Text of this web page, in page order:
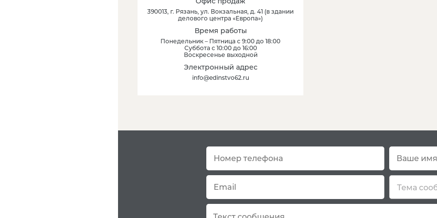
390013, г. Рязань, ул. Вокзальная, д. 41 (в здании
делового центра «Европа»)
Время работы
Понедельник – Пятница с 9:00 до 18:00
Суббота с 10:00 до 16:00
Воскресенье выходной
Электронный адрес
info@edinstvo62.ru
Тема